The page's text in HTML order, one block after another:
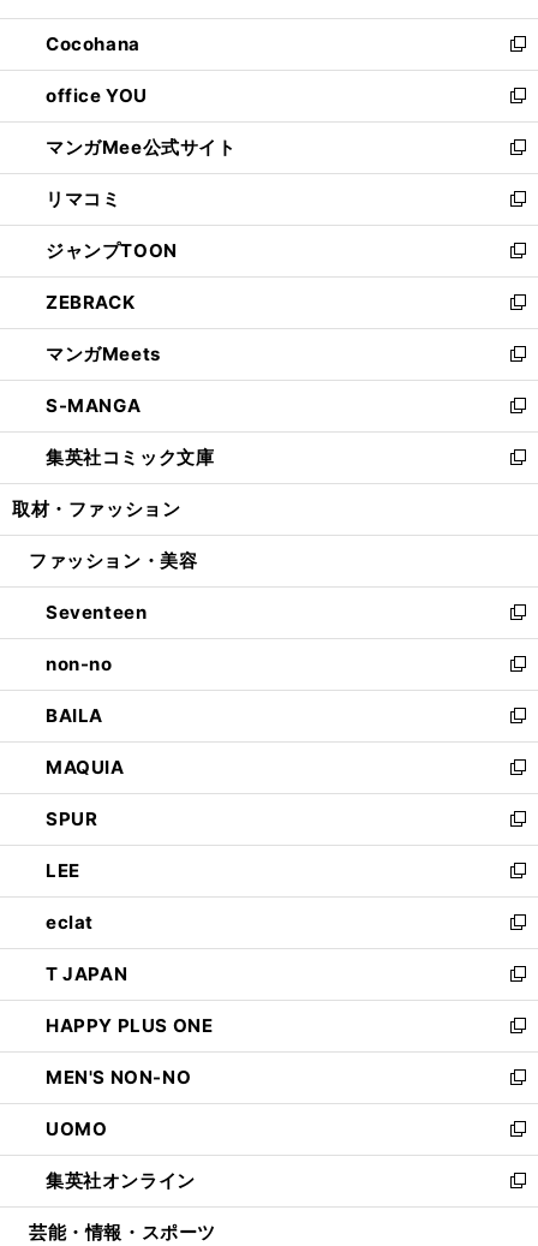
開
く
ウ
で
開
く
ン
ド
ウ
で
開
く
し
い
ウ
ィ
ン
ド
ウ
で
開
く
Cocohana
新
し
い
ウ
ィ
ン
ド
ウ
で
開
く
office YOU
新
し
い
ウ
ィ
ン
ド
ウ
で
開
く
マンガMee公式サイト
新
し
い
ウ
ィ
ン
ド
ウ
で
開
く
リマコミ
新
し
い
ウ
ィ
ン
ド
ウ
で
開
く
ジャンプTOON
新
し
い
ウ
ィ
ン
ド
ウ
で
開
ZEBRACK
新
し
い
ウ
ィ
ン
ド
ウ
開
マンガMeets
新
し
い
ウ
ィ
ン
ウ
開
く
S-MANGA
新
し
い
ウ
ン
ウ
で
開
く
集英社コミック文庫
新
し
ウ
ン
ド
ウ
で
開
く
取材・ファッション
ファッション・美容
Seventeen
新
し
い
ウ
ィ
ン
ド
ウ
で
開
く
non-no
新
し
い
ウ
ィ
ン
ド
ウ
で
開
く
BAILA
新
し
い
ウ
ィ
ン
ド
ウ
で
開
く
MAQUIA
新
し
い
ウ
ィ
ン
ド
ウ
で
開
く
SPUR
新
し
い
ウ
ィ
ン
ド
ウ
で
開
く
LEE
新
し
い
ウ
ィ
ン
ド
ウ
で
開
く
eclat
新
し
い
ウ
ィ
ン
ド
ウ
で
開
く
T JAPAN
新
し
い
ウ
ィ
ン
ド
ウ
で
開
HAPPY PLUS ONE
新
し
い
ウ
ィ
ン
ド
ウ
MEN'S NON-NO
新
し
い
ウ
ィ
ン
UOMO
新
し
い
ウ
集英社オンライン
新
し
芸能・情報・スポーツ